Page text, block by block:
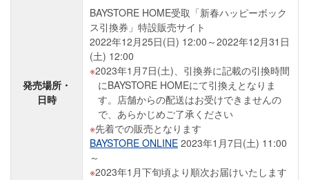
発売場所・
日時
BAYSTORE HOME受取「新春ハッピーボック
ス引換券」特設販売サイト
2022年12月25日(日) 12:00～2022年12月31日
(土) 12:00
2023年1月7日(土)、引換券に記載の引換時間
にBAYSTORE HOMEにて引換えとなりま
す。店舗からの配送はお受けできませんの
で、あらかじめご了承ください
先着での販売となります
BAYSTORE ONLINE 2023年1月7日(土) 11:00
～
2023年1月下旬頃より順次お届けいたします